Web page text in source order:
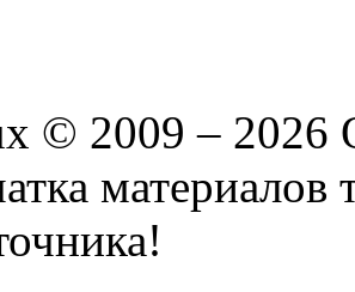
© 2009 – 2026
материалов